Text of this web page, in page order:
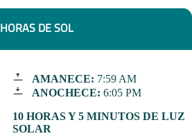
HORAS DE SOL
AMANECE: 7:59 AM
ANOCHECE: 6:05 PM
10 HORAS Y 5 MINUTOS DE LUZ
SOLAR